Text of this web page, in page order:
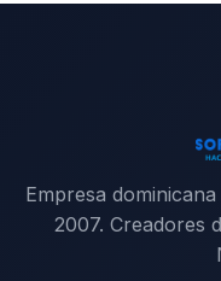
Empresa
2007. Creadores